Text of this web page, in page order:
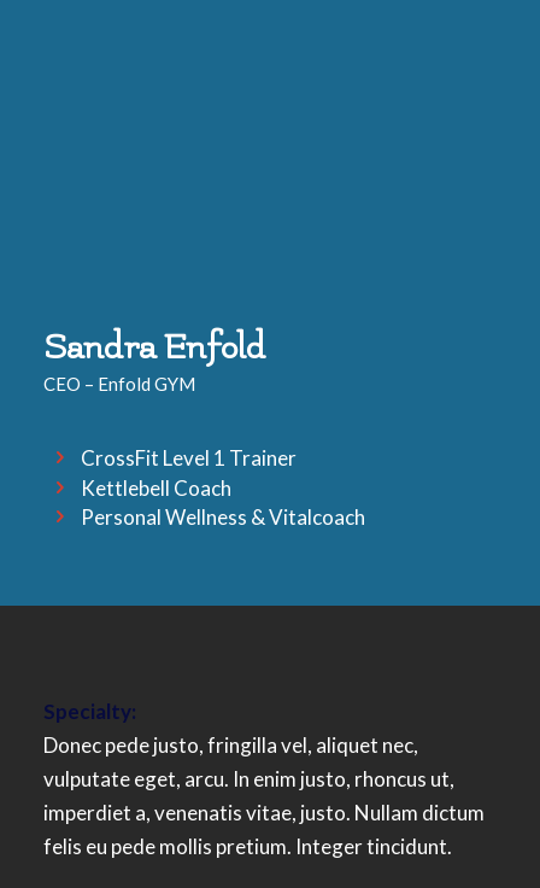
Sandra Enfold
CEO – Enfold GYM
CrossFit Level 1 Trainer
Kettlebell Coach
Personal Wellness & Vitalcoach
Specialty:
Donec pede justo, fringilla vel, aliquet nec,
vulputate eget, arcu. In enim justo, rhoncus ut,
imperdiet a, venenatis vitae, justo. Nullam dictum
felis eu pede mollis pretium. Integer tincidunt.